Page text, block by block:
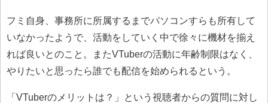
フミ自身、事務所に所属するまでパソコンすらも所有して
いなかったようで、活動をしていく中で徐々に機材を揃え
れば良いとのこと。またVTuberの活動に年齢制限はなく、
やりたいと思ったら誰でも配信を始められるという。
「VTuberのメリットは？」という視聴者からの質問に対し